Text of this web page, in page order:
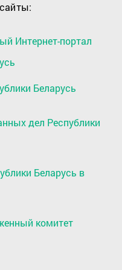
Интернет-портал
Беларусь
дел Республики
Беларусь в
комитет